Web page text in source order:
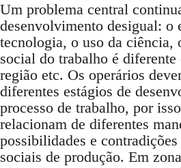
Um problema central
desenvolvimento desigual: o
tecnologia, o uso da ciência,
social do trabalho é diferente
região etc. Os operários
diferentes estágios de
processo de trabalho, por
relacionam de diferentes
possibilidades e contradições
sociais de produção. Em